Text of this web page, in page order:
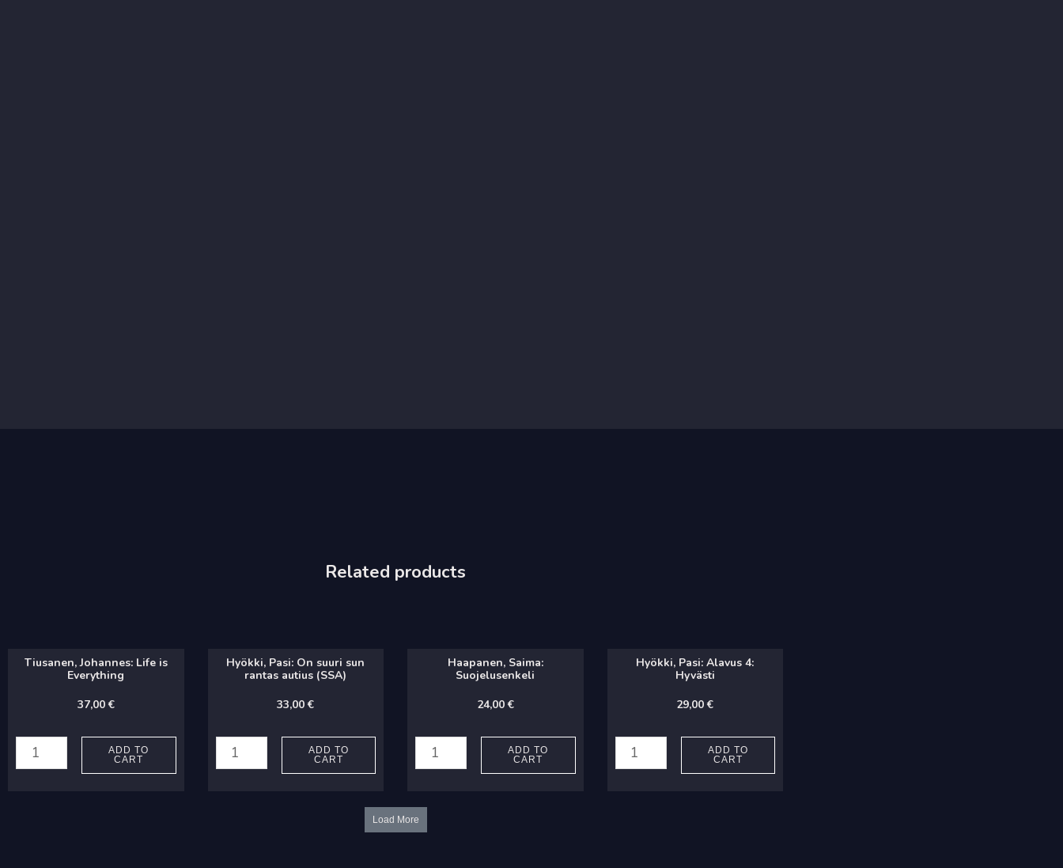
Related products
Tiusanen, Johannes: Life is
Everything
37,00€
Johannes:
Life
ADD TO
CART
Hyökki, Pasi: On suuri sun
rantas autius (SSA)
33,00€
Pasi:
On
ADD TO
CART
Haapanen, Saima:
Suojelusenkeli
24,00€
Saima:
Suojelusenkeli
ADD TO
CART
Hyökki, Pasi: Alavus 4:
Hyvästi
29,00€
Pasi:
Alavus
ADD TO
CART
Load More